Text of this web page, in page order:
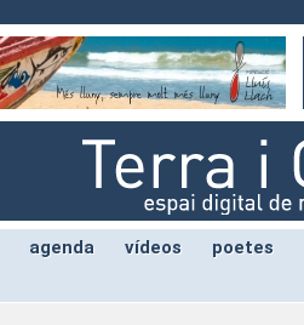
agenda vídeos poetes